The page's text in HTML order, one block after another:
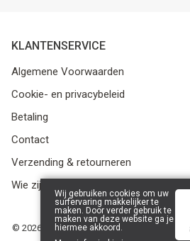
KLANTENSERVICE
Algemene Voorwaarden
Cookie- en privacybeleid
Betaling
Contact
Verzending & retourneren
Wie zijn we?
© 2026 Media Service bv - BE 0438 614
Powered by
Wij gebruiken cookies om uw
surfervaring makkelijker te
maken. Door verder gebruik te
maken van deze website ga je
hiermee akkoord.